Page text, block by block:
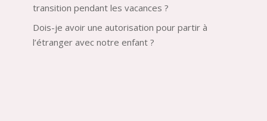
transition pendant les vacances ?
Dois-je avoir une autorisation pour partir à
l’étranger avec notre enfant ?